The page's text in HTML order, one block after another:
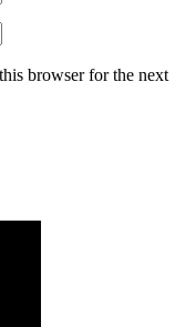
browser for the next